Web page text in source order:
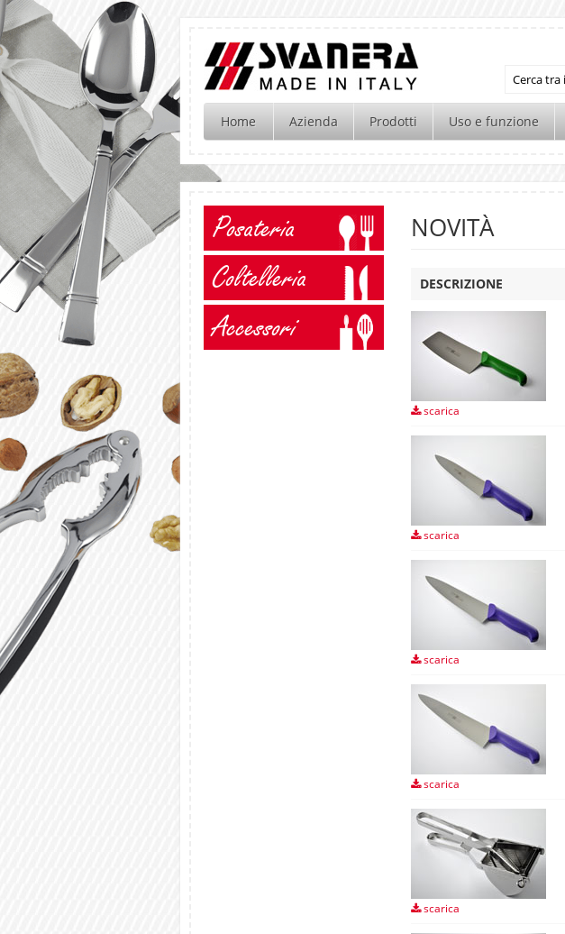
Home Azienda Prodotti Uso e funzione
Posateria
Coltelleria
Accessori
NOVITÀ
DESCRIZIONE
scarica
scarica
scarica
scarica
scarica